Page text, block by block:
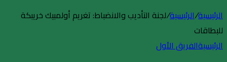
الرئيسية/الرئيسية/لجنة التأديب والانضباط: تغريم أولمبيك خريبكة
للبطاقات
الرئيسيةالفريق الأول